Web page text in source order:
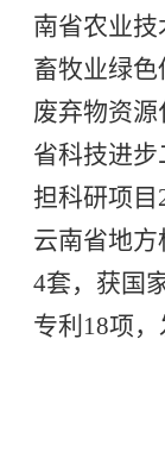
南省农业
畜牧业绿
废弃物资
省科技进
担科研项目
云南省地
4套，获国
专利18项，